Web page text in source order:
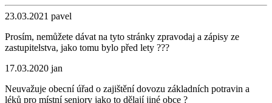
23.03.2021 pavel
Prosím, nemůžete dávat na tyto stránky zpravodaj a zápisy ze
zastupitelstva, jako tomu bylo před lety ???
17.03.2020 jan
Neuvažuje obecní úřad o zajištění dovozu základních potravin a
léků pro místní seniory jako to dělají jiné obce ?